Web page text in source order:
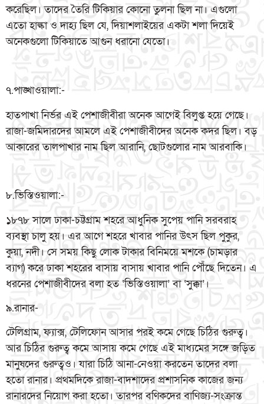
করেছিল। তাদের তৈরি টিকিয়ার কোনো তুলনা ছিল না। এগুলো
এতো হাল্কা ও দাহ্য ছিল যে, দিয়াশলাইয়ের একটা শলা দিয়েই
অনেকগুলো টিকিয়াতে আগুন ধরানো যেতো।
৭.পাঙ্খাওয়ালা:-
হাতপাখা নির্ভর এই পেশাজীবীরা অনেক আগেই বিলুপ্ত হয়ে গেছে।
রাজা-জমিদারদের আমলে এই পেশাজীবীদের অনেক কদর ছিল। বড়
আকারের তালপাখার নাম ছিল আরানি, ছোটগুলোর নাম আরবাকি।
৮.ভিস্তিওয়ালা:-
১৮৭৮ সালে ঢাকা-চট্টগ্রাম শহরে আধুনিক সুপেয় পানি সরবরাহ
ব্যবস্থা চালু হয়। এর আগে শহরে খাবার পানির উৎস ছিল পুকুর,
কুয়া, নদী। সে সময় কিছু লোক টাকার বিনিময়ে মশকে (চামড়ার
ব্যাগ) করে ঢাকা শহরের বাসায় বাসায় খাবার পানি পৌঁছে দিতেন। এ
ধরনের পেশাজীবীদের বলা হত ‘ভিস্তিওয়ালা’ বা ‘সুক্কা’।
৯.রানার-
টেলিগ্রাম, ফ্যাক্স, টেলিফোন আসার পরই কমে গেছে চিঠির গুরুত্ব।
আর চিঠির গুরুত্ব কমে আসায় কমে গেছে এই মাধ্যমের সঙ্গে জড়িত
মানুষদের গুরুত্বও। যারা চিঠি আনা-নেওয়া করতেন তাদের বলা
হতো রানার। প্রথমদিকে রাজা-বাদশাদের প্রশাসনিক কাজের জন্য
রানারদের নিয়োগ করা হতো। তারপর বণিকদের বাণিজ্য-সংক্রান্ত